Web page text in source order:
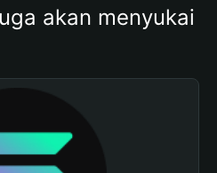
akan menyukai